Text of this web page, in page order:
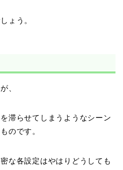
ょう。
、
滞らせてしまうようなシーン
のです。
な各設定はやはりどうしても